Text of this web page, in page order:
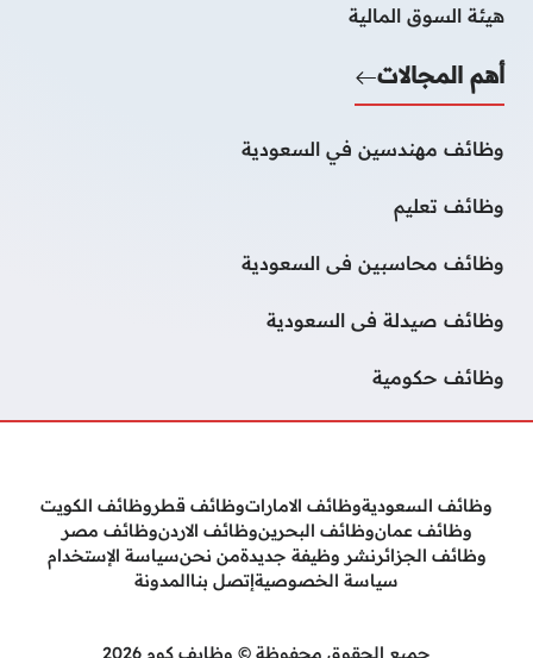
هيئة السوق المالية
أهم المجالات
وظائف مهندسين في السعودية
وظائف تعليم
وظائف محاسبين فى السعودية
وظائف صيدلة فى السعودية
وظائف حكومية
وظائف السعوديةوظائف الاماراتوظائف قطروظائف الكويت
وظائف عمانوظائف البحرينوظائف الاردنوظائف مصر
وظائف الجزائرنشر وظيفة جديدةمن نحنسياسة الإستخدام
سياسة الخصوصيةإتصل بناالمدونة
جميع الحقوق محفوظة © وظايف كوم 2026